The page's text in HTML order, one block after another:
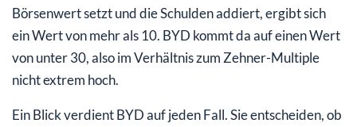
Börsenwert setzt und die Schulden addiert, ergibt sich
ein Wert von mehr als 10. BYD kommt da auf einen Wert
von unter 30, also im Verhältnis zum Zehner-Multiple
nicht extrem hoch.
Ein Blick verdient BYD auf jeden Fall. Sie entscheiden, ob